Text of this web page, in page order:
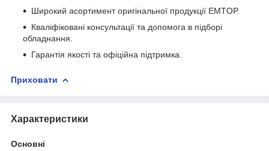
Широкий асортимент оригінальної продукції EMTOP.
Кваліфіковані консультації та допомога в підборі
обладнання.
Гарантія якості та офіційна підтримка.
Приховати
Характеристики
Основні